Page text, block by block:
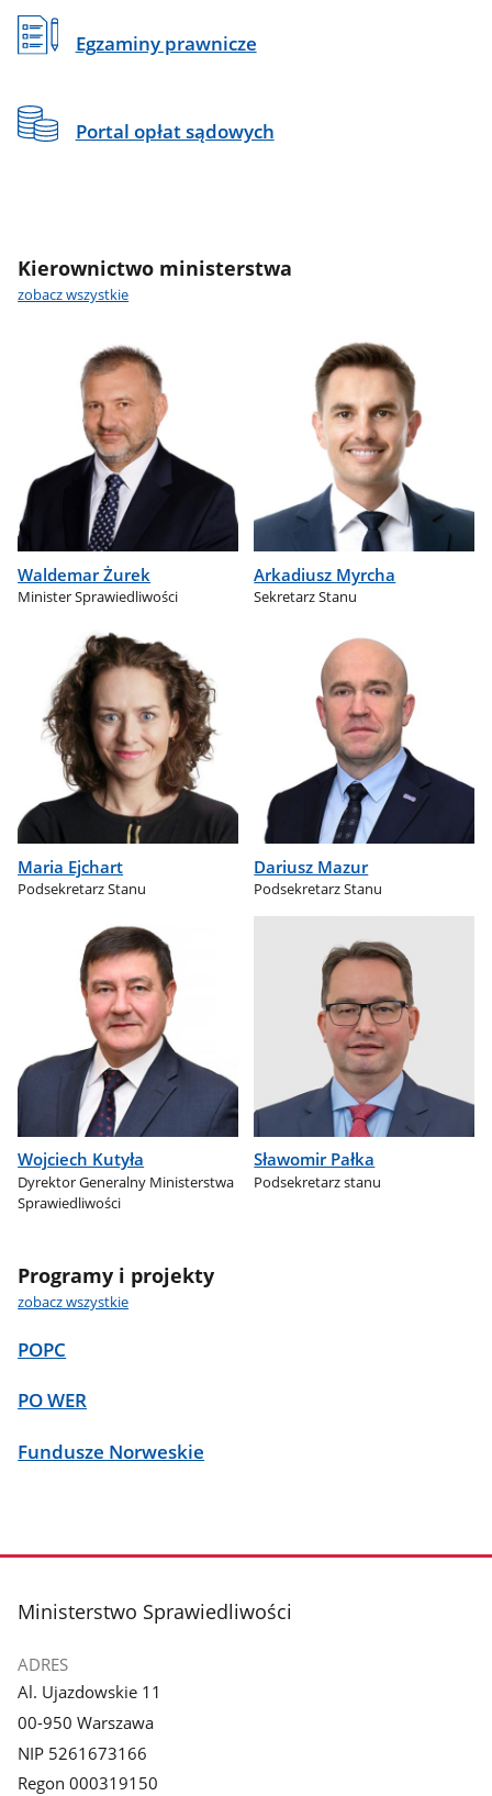
Egzaminy prawnicze
Portal opłat sądowych
Kierownictwo ministerstwa
zobacz wszystkie
Waldemar Żurek
Minister Sprawiedliwości
Arkadiusz Myrcha
Sekretarz Stanu
Maria Ejchart
Podsekretarz Stanu
Dariusz Mazur
Podsekretarz Stanu
Wojciech Kutyła
Dyrektor Generalny Ministerstwa
Sprawiedliwości
Sławomir Pałka
Podsekretarz stanu
Programy i projekty
zobacz wszystkie
POPC
PO WER
Fundusze Norweskie
stopka
Ministerstwo Sprawiedliwości
ADRES
Al. Ujazdowskie 11
00-950 Warszawa
NIP 5261673166
Regon 000319150